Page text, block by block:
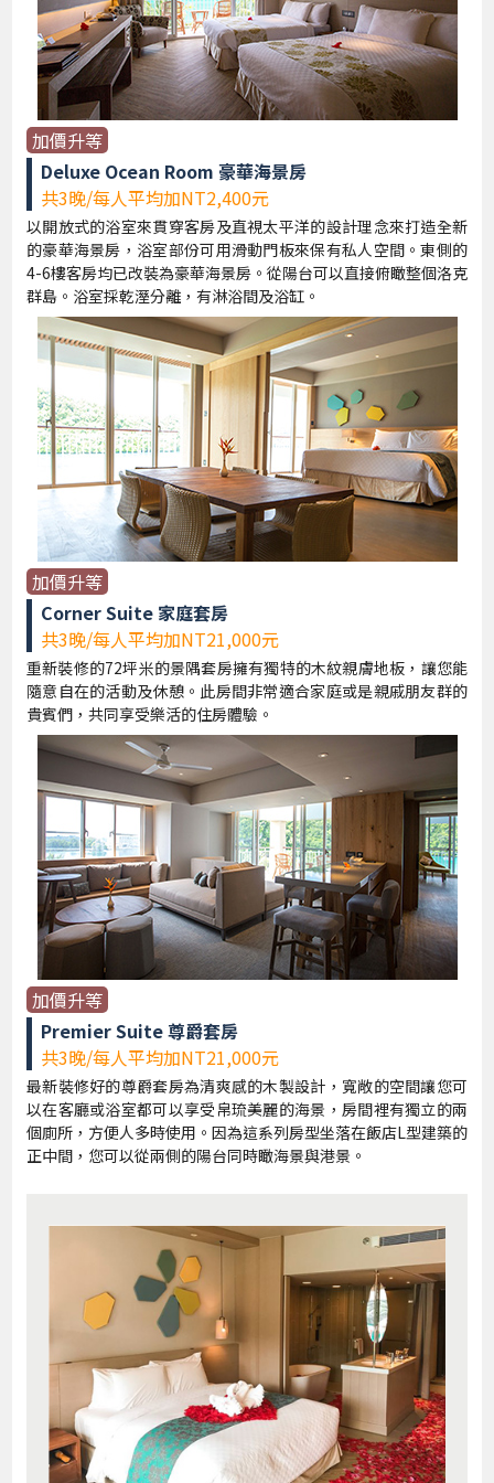
加價升等
Deluxe Ocean Room 豪華海景房
共3晚/每人平均加NT2,400元
以開放式的浴室來貫穿客房及直視太平洋的設計理念來打造全新
的豪華海景房，浴室部份可用滑動門板來保有私人空間。東側的
4-6樓客房均已改裝為豪華海景房。從陽台可以直接俯瞰整個洛克
群島。浴室採乾溼分離，有淋浴間及浴缸。
加價升等
Corner Suite 家庭套房
共3晚/每人平均加NT21,000元
重新裝修的72坪米的景隅套房擁有獨特的木紋親膚地板，讓您能
隨意自在的活動及休憩。此房間非常適合家庭或是親戚朋友群的
貴賓們，共同享受樂活的住房體驗。
加價升等
Premier Suite 尊爵套房
共3晚/每人平均加NT21,000元
最新裝修好的尊爵套房為清爽感的木製設計，寬敞的空間讓您可
以在客廳或浴室都可以享受帛琉美麗的海景，房間裡有獨立的兩
個廁所，方便人多時使用。因為這系列房型坐落在飯店L型建築的
正中間，您可以從兩側的陽台同時瞰海景與港景。